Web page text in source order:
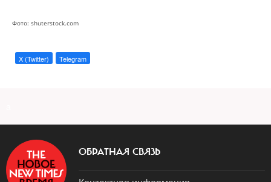
Фото: shuterstock.com
X (Twitter) Telegram
ОБРАТНАЯ СВЯЗЬ